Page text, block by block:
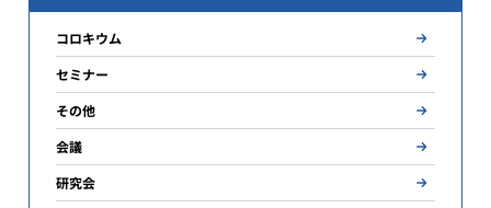
コロキウム
セミナー
その他
会議
研究会